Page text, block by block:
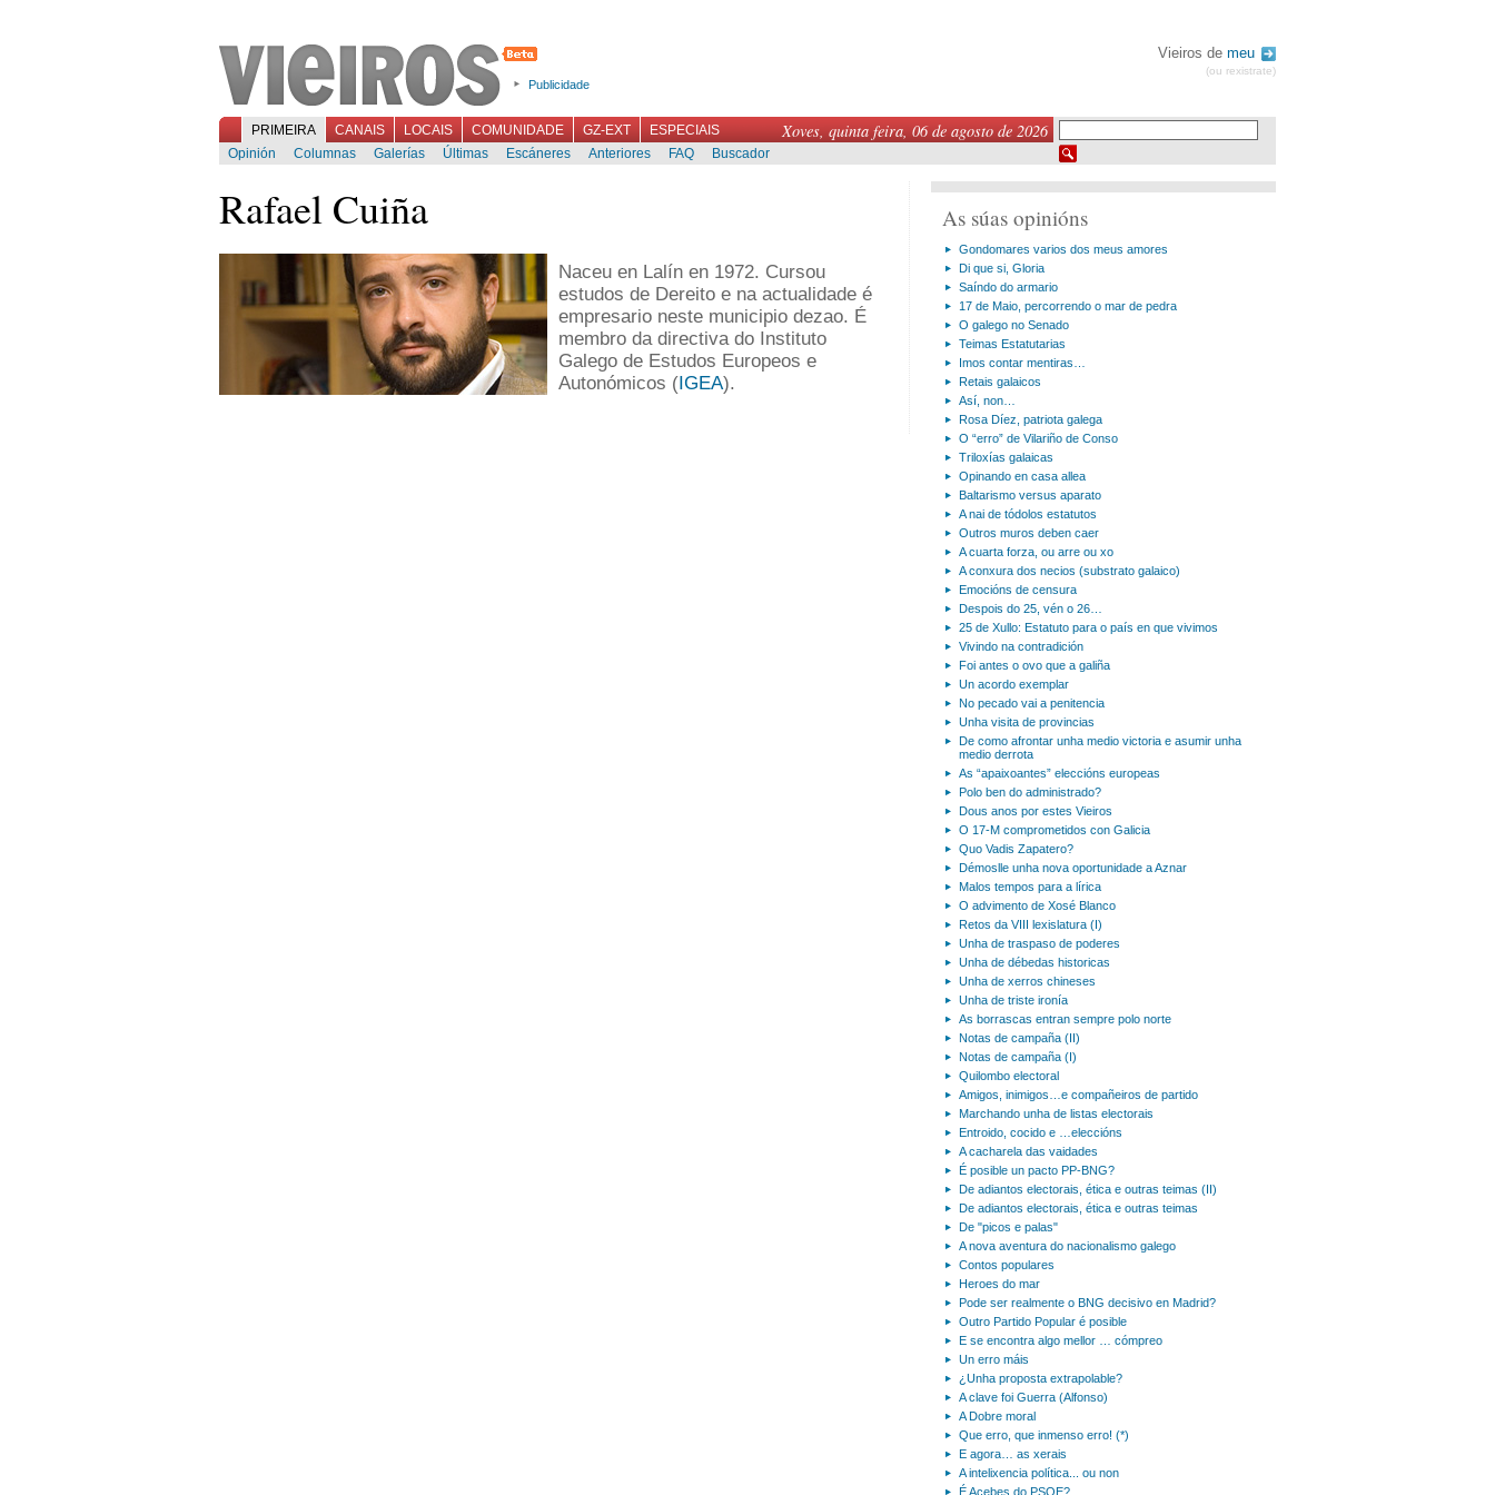
Publicidade
Vieiros de meu
(ou rexistrate)
Xoves, quinta feira, 06 de agosto de 2026
PRIMEIRA CANAIS LOCAIS COMUNIDADE GZ-EXT
ESPECIAIS
Opinión
Columnas Galerías Últimas Escáneres Anteriores FAQ Buscador
Rafael Cuiña
Naceu en Lalín en 1972. Cursou
estudos de Dereito e na actualidade é
empresario neste municipio dezao. É
membro da directiva do Instituto
Galego de Estudos Europeos e
Autonómicos (IGEA).
As súas opinións
Gondomares varios dos meus amores
Di que si, Gloria
Saíndo do armario
17 de Maio, percorrendo o mar de pedra
O galego no Senado
Teimas Estatutarias
Imos contar mentiras…
Retais galaicos
Así, non…
Rosa Díez, patriota galega
O “erro” de Vilariño de Conso
Triloxías galaicas
Opinando en casa allea
Baltarismo versus aparato
A nai de tódolos estatutos
Outros muros deben caer
A cuarta forza, ou arre ou xo
A conxura dos necios (substrato galaico)
Emocións de censura
Despois do 25, vén o 26…
25 de Xullo: Estatuto para o país en que vivimos
Vivindo na contradición
Foi antes o ovo que a galiña
Un acordo exemplar
No pecado vai a penitencia
Unha visita de provincias
De como afrontar unha medio victoria e asumir unha
medio derrota
As “apaixoantes” eleccións europeas
Polo ben do administrado?
Dous anos por estes Vieiros
O 17-M comprometidos con Galicia
Quo Vadis Zapatero?
Démoslle unha nova oportunidade a Aznar
Malos tempos para a lírica
O advimento de Xosé Blanco
Retos da VIII lexislatura (I)
Unha de traspaso de poderes
Unha de débedas historicas
Unha de xerros chineses
Unha de triste ironía
As borrascas entran sempre polo norte
Notas de campaña (II)
Notas de campaña (I)
Quilombo electoral
Amigos, inimigos…e compañeiros de partido
Marchando unha de listas electorais
Entroido, cocido e …eleccións
A cacharela das vaidades
É posible un pacto PP-BNG?
De adiantos electorais, ética e outras teimas (II)
De adiantos electorais, ética e outras teimas
De "picos e palas"
A nova aventura do nacionalismo galego
Contos populares
Heroes do mar
Pode ser realmente o BNG decisivo en Madrid?
Outro Partido Popular é posible
E se encontra algo mellor … cómpreo
Un erro máis
¿Unha proposta extrapolable?
A clave foi Guerra (Alfonso)
A Dobre moral
Que erro, que inmenso erro! (*)
E agora… as xerais
A intelixencia política... ou non
É Acebes do PSOE?